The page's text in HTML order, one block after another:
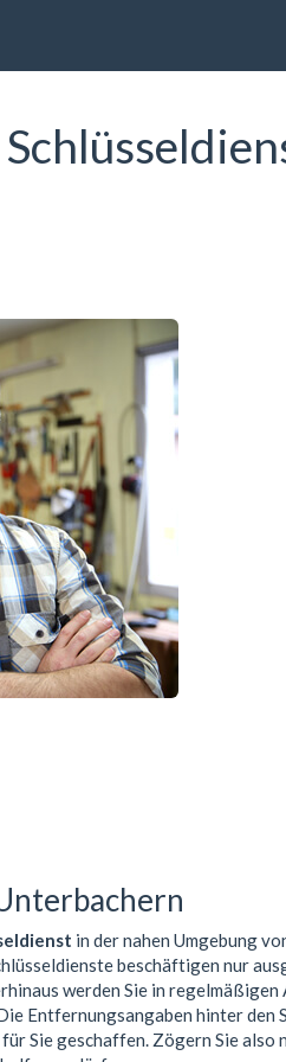
in der nahen Umgebung
beschäftigen nur
werden Sie in
Entfernungsangaben hinter den
Sie geschaffen. Zögern Sie